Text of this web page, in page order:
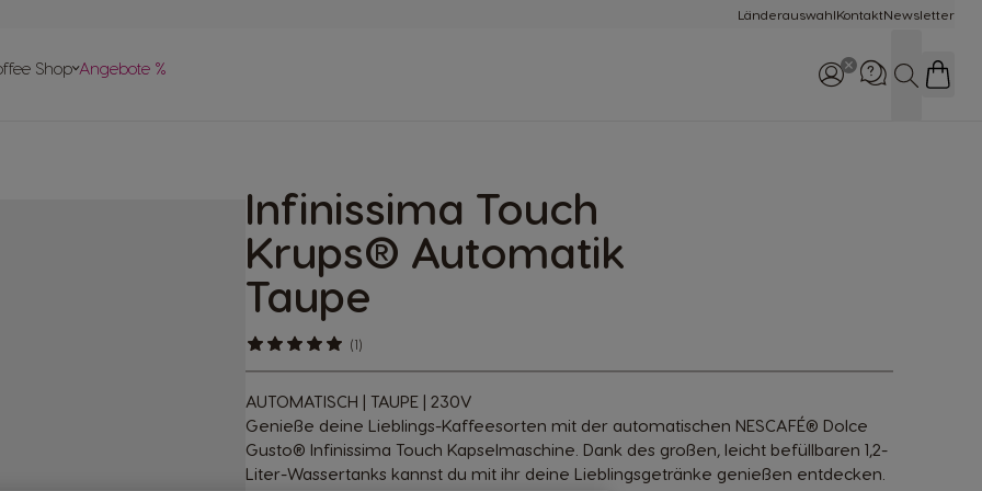
LänderauswahlKontaktNewsletter
Shop Angebote % Suche
Infinissima Touch
Krups® Automatik
Taupe
(1)
AUTOMATISCH | TAUPE | 230V
Genieße deine Lieblings-Kaffeesorten mit der automatischen NESCAFÉ® Dolce
Gusto® Infinissima Touch Kapselmaschine. Dank des großen, leicht befüllbaren 1,2-
Liter-Wassertanks kannst du mit ihr deine Lieblingsgetränke genießen entdecken.